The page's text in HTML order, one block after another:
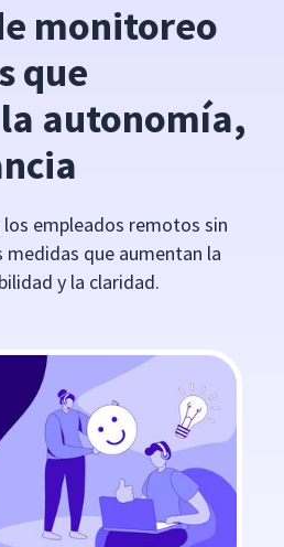
monitoreo
que
autonomía,
los empleados remotos sin
medidas que aumentan la
y la claridad.